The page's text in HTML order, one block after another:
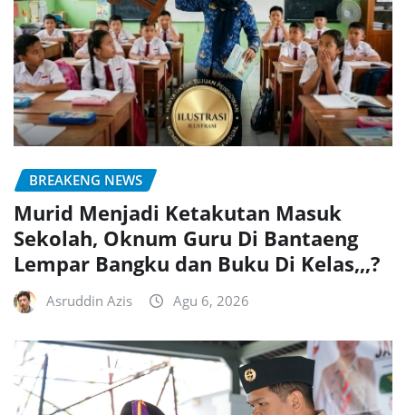
BREAKENG NEWS
Murid Menjadi Ketakutan Masuk
Sekolah, Oknum Guru Di Bantaeng
Lempar Bangku dan Buku Di Kelas,,,?
Asruddin Azis Agu 6, 2026